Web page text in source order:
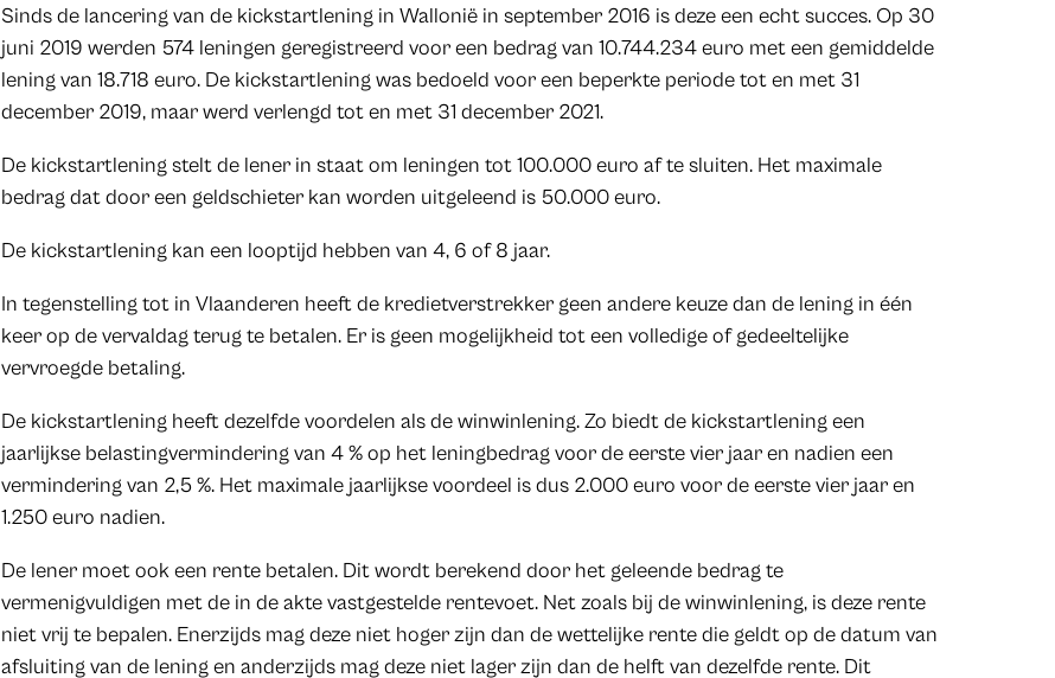
Sinds de lancering van de kickstartlening in Wallonië in september 2016 is deze een echt succes. Op 30
juni 2019 werden 574 leningen geregistreerd voor een bedrag van 10.744.234 euro met een gemiddelde
lening van 18.718 euro. De kickstartlening was bedoeld voor een beperkte periode tot en met 31
december 2019, maar werd verlengd tot en met 31 december 2021.
De kickstartlening stelt de lener in staat om leningen tot 100.000 euro af te sluiten. Het maximale
bedrag dat door een geldschieter kan worden uitgeleend is 50.000 euro.
De kickstartlening kan een looptijd hebben van 4, 6 of 8 jaar.
In tegenstelling tot in Vlaanderen heeft de kredietverstrekker geen andere keuze dan de lening in één
keer op de vervaldag terug te betalen. Er is geen mogelijkheid tot een volledige of gedeeltelijke
vervroegde betaling.
De kickstartlening heeft dezelfde voordelen als de winwinlening. Zo biedt de kickstartlening een
jaarlijkse belastingvermindering van 4 % op het leningbedrag voor de eerste vier jaar en nadien een
vermindering van 2,5 %. Het maximale jaarlijkse voordeel is dus 2.000 euro voor de eerste vier jaar en
1.250 euro nadien.
De lener moet ook een rente betalen. Dit wordt berekend door het geleende bedrag te
vermenigvuldigen met de in de akte vastgestelde rentevoet. Net zoals bij de winwinlening, is deze rente
niet vrij te bepalen. Enerzijds mag deze niet hoger zijn dan de wettelijke rente die geldt op de datum van
afsluiting van de lening en anderzijds mag deze niet lager zijn dan de helft van dezelfde rente. Dit